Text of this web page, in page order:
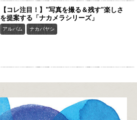
【コレ注目！】"写真を撮る＆残す"楽しさ
を提案する「ナカメラシリーズ」
アルバム ナカバヤシ